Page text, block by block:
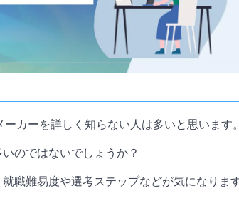
カーを詳しく知らない人は多いと思います。
のではないでしょうか？
職難易度や選考ステップなどが気になります